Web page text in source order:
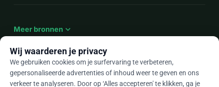
Meer bronnen expand_more
Nlarrow_drop_down
Wij waarderen je privacy
We gebruiken cookies om je surfervaring te verbeteren,
gepersonaliseerde advertenties of inhoud weer te geven en ons
verkeer te analyseren. Door op ‘Alles accepteren' te klikken, ga je